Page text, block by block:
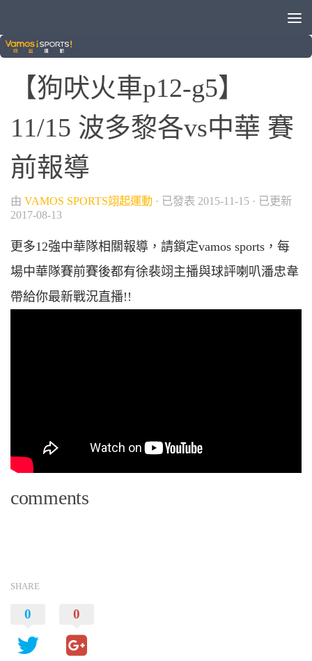
成棒 / 棒球 /
【狗吠火車p12-g5】
11/15 波多黎各vs中華 賽
前報導
由 VAMOS SPORTS翊起運動 · 已發表 2015-11-15 · 已更新
2017-08-13
更多12強中華隊相關報導，請鎖定vamos sports，每
場中華隊賽前賽後都有徐裴翊主播與球評喇叭潘忠韋
帶給你最新戰況直播!!
comments
SHARE
0 0